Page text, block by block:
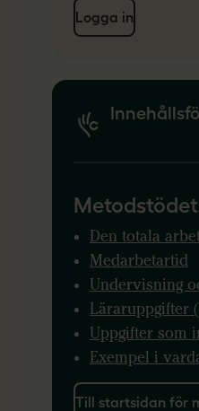
Logga in
Den totala
Medarbetartid
Undervisning
Läraruppgifter
Uppgifter som
Exempel i
Till startsidan för